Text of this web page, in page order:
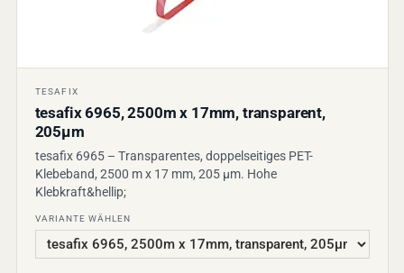
TESAFIX
tesafix 6965, 2500m x 17mm, transparent,
205µm
tesafix 6965 – Transparentes, doppelseitiges PET-
Klebeband, 2500 m x 17 mm, 205 µm. Hohe
Klebkraft&hellip;
VARIANTE WÄHLEN